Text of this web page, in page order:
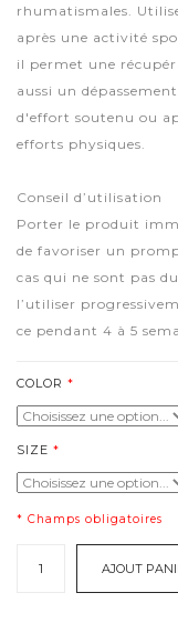
rhumatismales.
après une activité
il permet une
aussi un
d'effort soutenu ou
efforts physiques.
Conseil d’utilisation
Porter le produit
de favoriser un
cas qui ne sont pas
l’utiliser
ce pendant 4 à 5
COLOR
SIZE
* Champs obligatoires
AJOUT